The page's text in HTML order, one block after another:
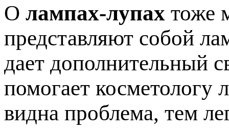
О лампах-лупах тоже
представляют собой
дает дополнительный
помогает косметологу
видна проблема, тем